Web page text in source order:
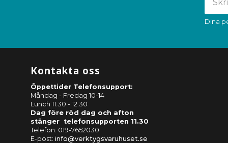
Dina
Kontakta oss
Öppettider Telefonsupport:
Måndag - Fredag 10-14
Lunch 11.30 - 12.30
Dag före röd dag och afton
stänger telefonsupporten 11.30
Telefon: 019-7652030
E-post: info@verktygsvaruhuset.se